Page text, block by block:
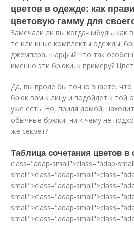
цветов в одежде: как
цветовую гамму для
Замечали ли вы когда-нибудь, как
те или иные комплекты одежды:
джемпера, шарфы? Что так
именно эти брюки, к примеру?
Да, вы вроде бы точно знаете, что
брюк вам к лицу и подойдет к той
уже есть. Но, придя домой,
обычные брюки, ни к чему не
же секрет?
Таблица сочетания цветов в
class="adap-small">class="adap-
small">class="adap-
small">class="adap-
small">class="adap-
small">class="adap-
small">class="adap-